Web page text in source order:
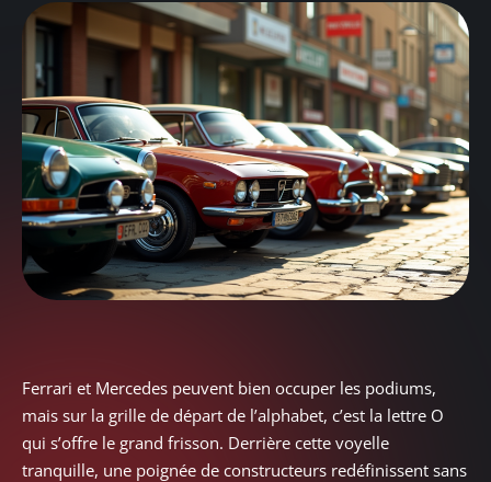
Ferrari et Mercedes peuvent bien occuper les podiums,
mais sur la grille de départ de l’alphabet, c’est la lettre O
qui s’offre le grand frisson. Derrière cette voyelle
tranquille, une poignée de constructeurs redéfinissent sans